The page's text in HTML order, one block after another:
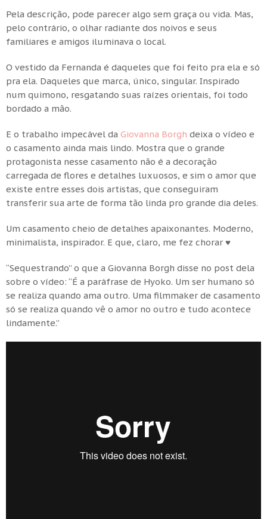
Pela descrição, pode parecer algo sem graça ou vida. Mas,
pelo contrário, o olhar radiante dos noivos e seus
familiares e amigos iluminava o local.
O vestido da Fernanda é daqueles que foi feito pra ela e só
pra ela. Daqueles que marca, único, singular. Inspirado
num quimono, resgatando suas raízes orientais, foi todo
bordado a mão.
E o trabalho impecável da Giovanna Borgh deixa o vídeo e
o casamento ainda mais lindo. Mostra que o grande
protagonista nesse casamento não é a decoração
carregada de flores e detalhes luxuosos, e sim o amor que
existe entre esses dois artistas, que conseguiram
transferir sua arte de forma tão linda pro grande dia deles.
Um casamento cheio de detalhes apaixonantes. Moderno,
minimalista, inspirador. E que, claro, me fez chorar ♥
“Sequestrando” o que a Giovanna Borgh disse no post dela
sobre o vídeo: “É a paráfrase de Hyoko. Um ser humano só
se realiza quando ama outro. Uma filmmaker de casamento
só se realiza quando vê o amor no outro e tudo acontece
lindamente.”